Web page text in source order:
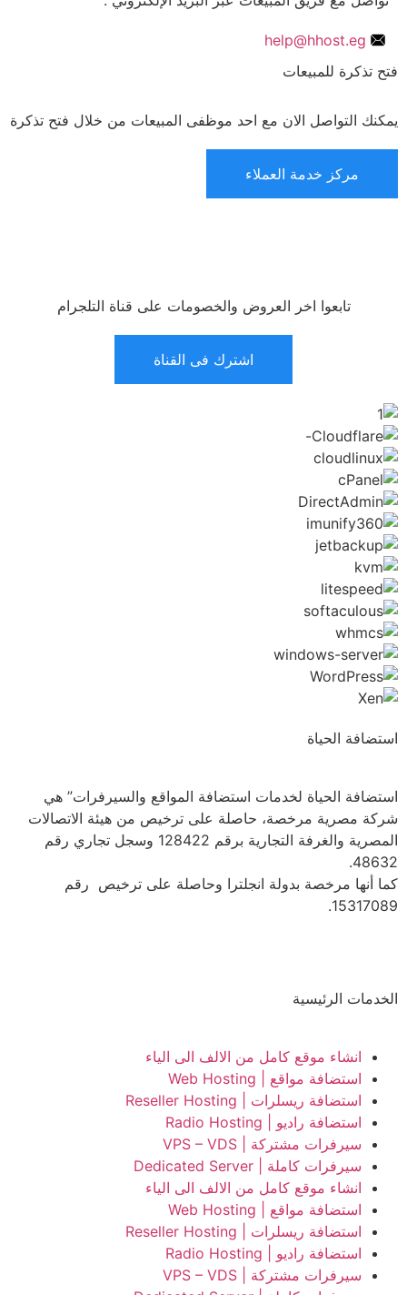
help@hhost.eg
فتح تذكرة للمبيعات
يمكنك التواصل الان مع احد موظفى المبيعات من خلال فتح تذكرة
مركز خدمة العملاء
تابعوا اخر العروض والخصومات على قناة التلجرام
اشترك فى القناة
استضافة الحياة
استضافة الحياة لخدمات استضافة المواقع والسيرفرات” هي
شركة مصرية مرخصة، حاصلة على ترخيص من هيئة الاتصالات
المصرية والغرفة التجارية برقم 128422 وسجل تجاري رقم
48632.
كما أنها مرخصة بدولة انجلترا وحاصلة على ترخيص رقم
15317089.
الخدمات الرئيسية
انشاء موقع كامل من الالف الى الياء
استضافة مواقع | Web Hosting
استضافة ريسلرات | Reseller Hosting
استضافة راديو | Radio Hosting
سيرفرات مشتركة | VPS – VDS
سيرفرات كاملة | Dedicated Server
انشاء موقع كامل من الالف الى الياء
استضافة مواقع | Web Hosting
استضافة ريسلرات | Reseller Hosting
استضافة راديو | Radio Hosting
سيرفرات مشتركة | VPS – VDS